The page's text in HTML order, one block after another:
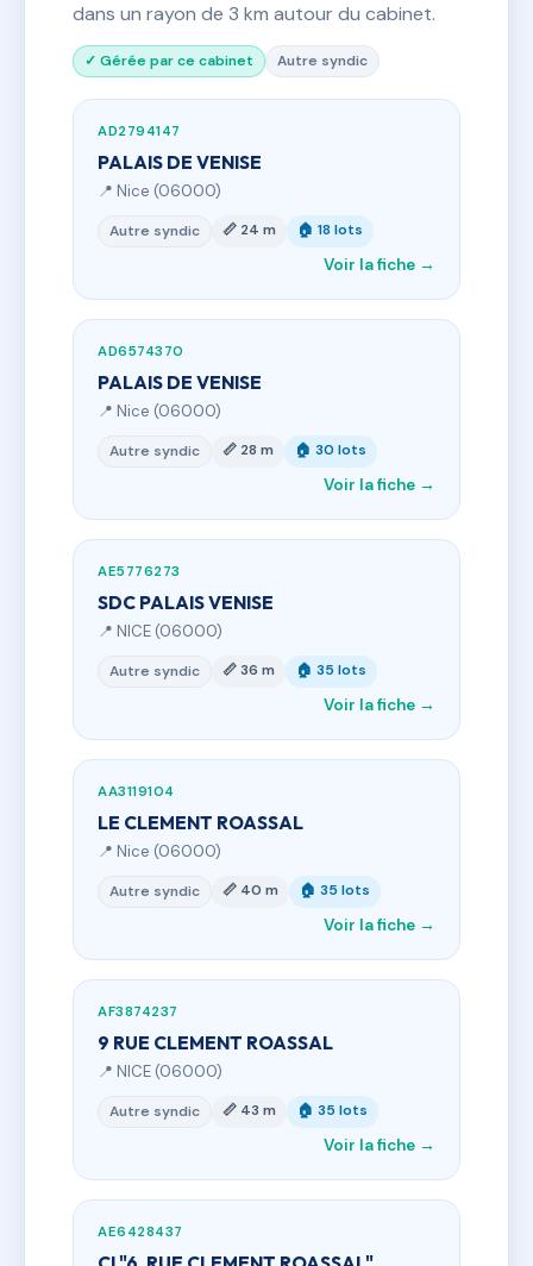
dans un rayon de 3 km autour du cabinet.
✓ Gérée par ce cabinet Autre syndic
AD2794147
PALAIS DE VENISE
📍 Nice (06000)
Autre syndic 📏 24 m 🏠 18 lots
Voir la fiche →
AD6574370
PALAIS DE VENISE
📍 Nice (06000)
Autre syndic 📏 28 m 🏠 30 lots
Voir la fiche →
AE5776273
SDC PALAIS VENISE
📍 NICE (06000)
Autre syndic 📏 36 m 🏠 35 lots
Voir la fiche →
AA3119104
LE CLEMENT ROASSAL
📍 Nice (06000)
Autre syndic 📏 40 m 🏠 35 lots
Voir la fiche →
AF3874237
9 RUE CLEMENT ROASSAL
📍 NICE (06000)
Autre syndic 📏 43 m 🏠 35 lots
Voir la fiche →
AE6428437